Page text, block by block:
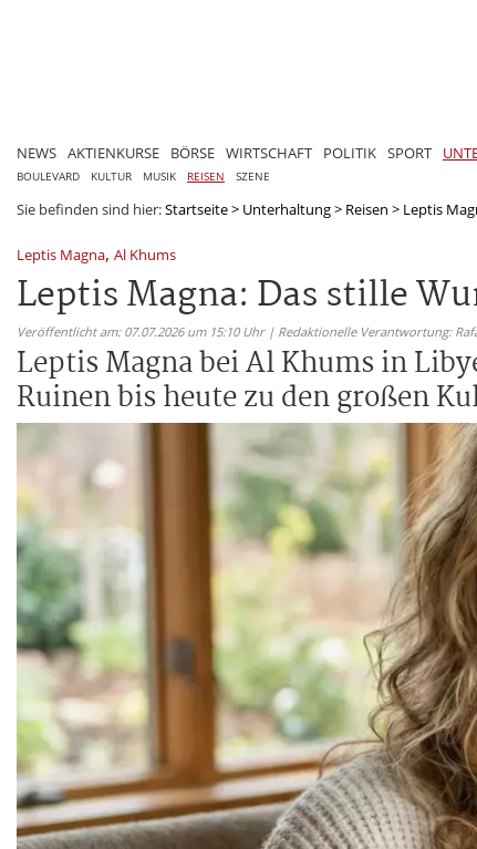
NEWS AKTIENKURSE BÖRSE WIRTSCHAFT POLITIK SPORT
BOULEVARD KULTUR MUSIK REISEN SZENE
Sie befinden sind hier:Startseite> Unterhaltung> Reisen > Leptis
Leptis Magna, Al Khums
Leptis Magna: Das stille
Veröffentlicht am: 07.07.2026 um 15:10 Uhr | Redaktionelle Verantwortung:
Leptis Magna bei Al Khums in
Ruinen bis heute zu den großen